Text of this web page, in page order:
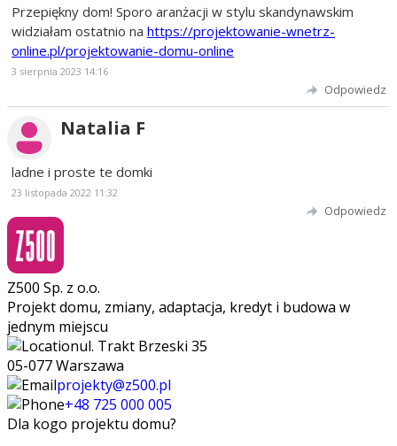
Przepiękny dom! Sporo aranżacji w stylu skandynawskim
widziałam ostatnio na https://projektowanie-wnetrz-
online.pl/projektowanie-domu-online
3 sierpnia 2023 14:16
Odpowiedz
Natalia F
ladne i proste te domki
23 listopada 2022 11:32
Odpowiedz
Z500 Sp. z o.o.
Projekt domu, zmiany, adaptacja, kredyt i budowa w
jednym miejscu
ul. Trakt Brzeski 35
05-077 Warszawa
projekty@z500.pl
+48 725 000 005
Dla kogo projektu domu?